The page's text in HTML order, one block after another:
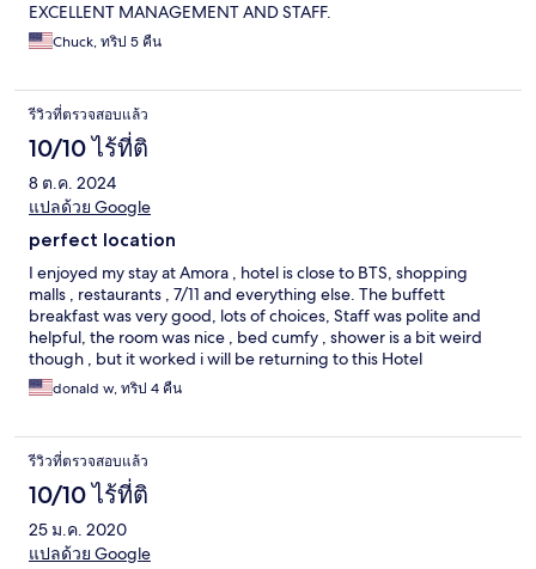
EXCELLENT MANAGEMENT AND STAFF.
Chuck, ทริป 5 คืน
รีวิวที่ตรวจสอบแล้ว
10/10 ไร้ที่ติ
8 ต.ค. 2024
แปลด้วย Google
perfect location
I enjoyed my stay at Amora , hotel is close to BTS, shopping
malls , restaurants , 7/11 and everything else. The buffett
breakfast was very good, lots of choices, Staff was polite and
helpful, the room was nice , bed cumfy , shower is a bit weird
though , but it worked i will be returning to this Hotel
donald w, ทริป 4 คืน
รีวิวที่ตรวจสอบแล้ว
10/10 ไร้ที่ติ
25 ม.ค. 2020
แปลด้วย Google